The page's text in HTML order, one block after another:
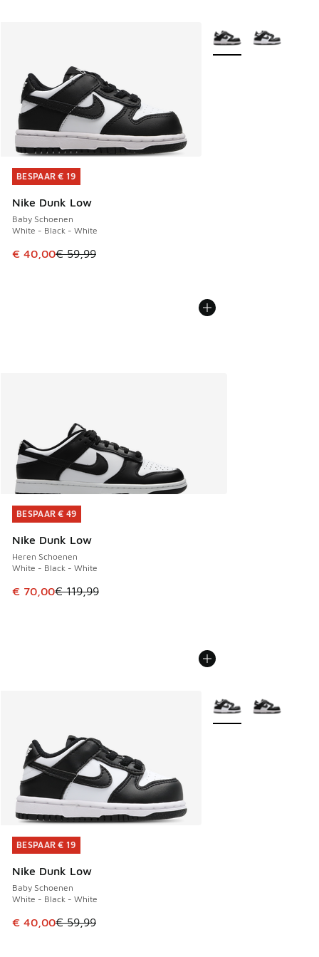
BESPAAR € 19
Nike Dunk Low
Baby Schoenen
White - Black - White
Dit artikel is in de uitverkoop. Dit artikel is in de
€ 40,00€ 59,99
BESPAAR € 19
Meer kleuren
BESPAAR € 49
Nike Dunk Low
Heren Schoenen
White - Black - White
Dit artikel is in de uitverkoop. Dit artikel is in de
€ 70,00€ 119,99
BESPAAR € 49
BESPAAR € 19
Nike Dunk Low
Baby Schoenen
White - Black - White
Dit artikel is in de uitverkoop. Dit artikel is in de
€ 40,00€ 59,99
BESPAAR € 19
Meer kleuren